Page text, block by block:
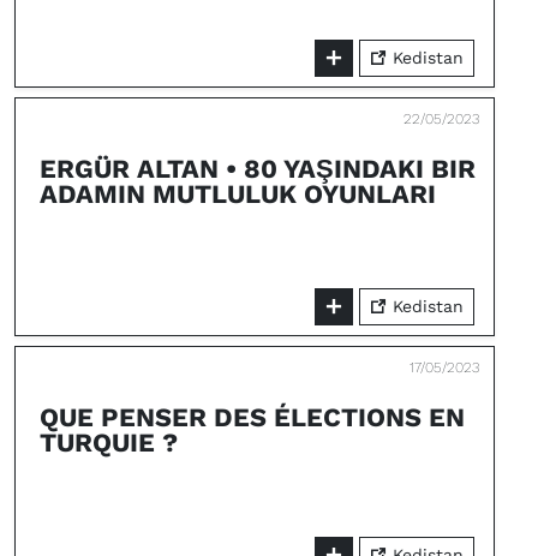
Kedistan
22/05/2023
ERGÜR ALTAN • 80 YAŞINDAKI BIR
ADAMIN MUTLULUK OYUNLARI
Kedistan
17/05/2023
QUE PENSER DES ÉLECTIONS EN
TURQUIE ?